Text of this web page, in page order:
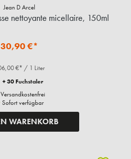
Jean D Arcel
nettoyante micellaire, 150ml
30,90 €*
€* / 1 Liter
+ 30 Fuchstaler
Versandkostenfrei
Sofort verfügbar
WARENKORB